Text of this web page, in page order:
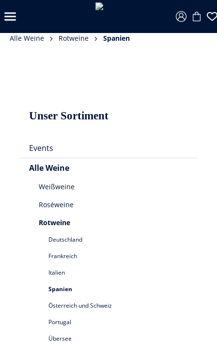
Alle Weine Rotweine Spanien
Unser Sortiment
Events
Alle Weine
Weißweine
Roséweine
Rotweine
Deutschland
Frankreich
Italien
Spanien
Österreich und Schweiz
Portugal
Übersee